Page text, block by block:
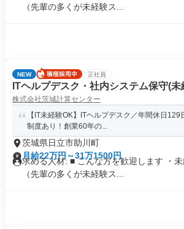
（先輩の多くが未経験ス...
NEW 正社員
ITヘルプデスク・社内システム保守(未
株式会社茨城計算センター
【IT未経験OK】ITヘルプデスク／年間休日
制度あり！創業60年の...
茨城県日立市助川町
月給22万円～31万1500円
求める人材: ■ こんな方を歓迎します ・
（先輩の多くが未経験ス...